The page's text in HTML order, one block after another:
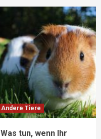
Andere Tiere
Was tun, wenn Ihr